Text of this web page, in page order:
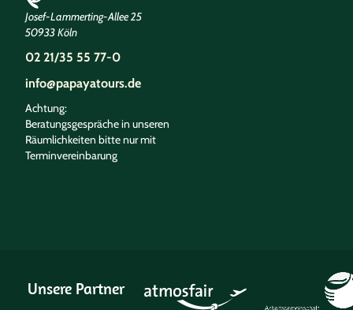
Josef-Lammerting-Allee 25
50933 Köln
02 21/35 55 77-0
info@papayatours.de
Achtung:
Beratungsgespräche in unseren
Räumlichkeiten bitte nur mit
Terminvereinbarung
Unsere Partner